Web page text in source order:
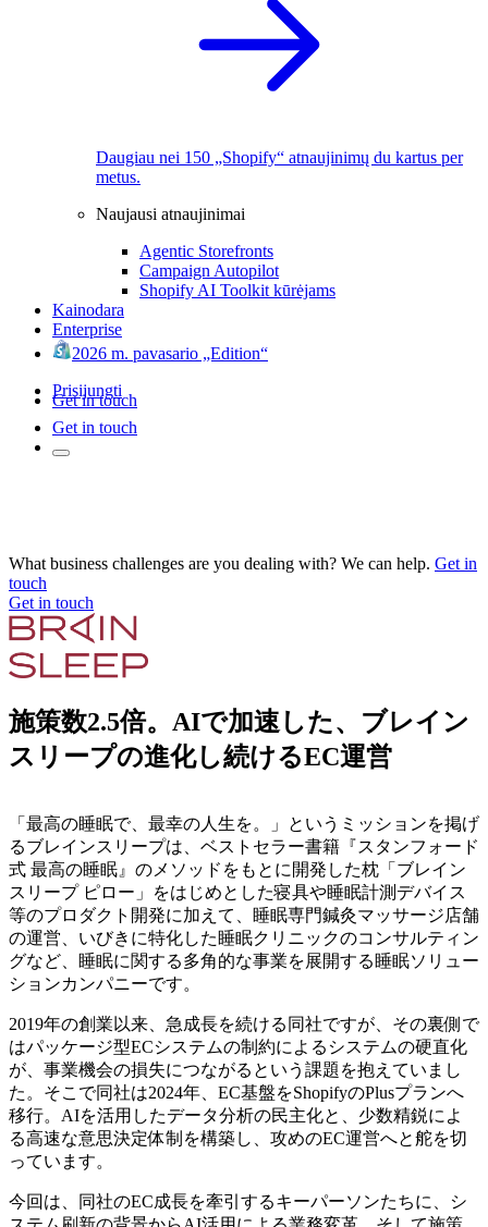
Daugiau nei 150 „Shopify“ atnaujinimų du kartus per
metus.
Naujausi atnaujinimai
Agentic Storefronts
Campaign Autopilot
Shopify AI Toolkit kūrėjams
Kainodara
Enterprise
2026 m. pavasario „Edition“
Prisijungti
Get in touch
Get in touch
What business challenges are you dealing with? We can help. Get in
touch
Get in touch
施策数2.5倍。AIで加速した、ブレイン
スリープの進化し続けるEC運営
「最高の睡眠で、最幸の人生を。」というミッションを掲げ
るブレインスリープは、ベストセラー書籍『スタンフォード
式 最高の睡眠』のメソッドをもとに開発した枕「ブレイン
スリープ ピロー」をはじめとした寝具や睡眠計測デバイス
等のプロダクト開発に加えて、睡眠専門鍼灸マッサージ店舗
の運営、いびきに特化した睡眠クリニックのコンサルティン
グなど、睡眠に関する多角的な事業を展開する睡眠ソリュー
ションカンパニーです。
2019年の創業以来、急成長を続ける同社ですが、その裏側で
はパッケージ型ECシステムの制約によるシステムの硬直化
が、事業機会の損失につながるという課題を抱えていまし
た。そこで同社は2024年、EC基盤をShopifyのPlusプランへ
移行。AIを活用したデータ分析の民主化と、少数精鋭によ
る高速な意思決定体制を構築し、攻めのEC運営へと舵を切
っています。
今回は、同社のEC成長を牽引するキーパーソンたちに、シ